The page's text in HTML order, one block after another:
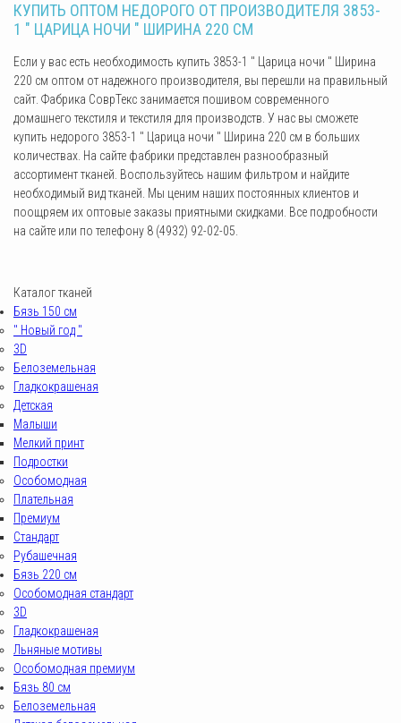
КУПИТЬ ОПТОМ НЕДОРОГО ОТ ПРОИЗВОДИТЕЛЯ 3853-
1 " ЦАРИЦА НОЧИ " ШИРИНА 220 СМ
Если у вас есть необходимость купить 3853-1 " Царица ночи " Ширина
220 см оптом от надежного производителя, вы перешли на правильный
сайт. Фабрика СоврТекс занимается пошивом современного
домашнего текстиля и текстиля для производств. У нас вы сможете
купить недорого 3853-1 " Царица ночи " Ширина 220 см в больших
количествах. На сайте фабрики представлен разнообразный
ассортимент тканей. Воспользуйтесь нашим фильтром и найдите
необходимый вид тканей. Мы ценим наших постоянных клиентов и
поощряем их оптовые заказы приятными скидками. Все подробности
на сайте или по телефону 8 (4932) 92-02-05.
Каталог тканей
Бязь 150 см
" Новый год "
3D
Белоземельная
Гладкокрашеная
Детская
Малыши
Мелкий принт
Подростки
Особомодная
Плательная
Премиум
Стандарт
Рубашечная
Бязь 220 см
Особомодная стандарт
3D
Гладкокрашеная
Льняные мотивы
Особомодная премиум
Бязь 80 см
Белоземельная